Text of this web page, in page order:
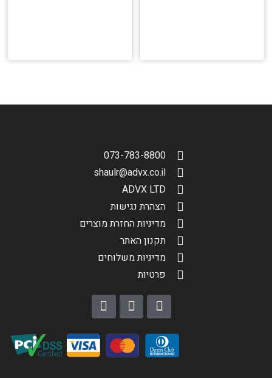
073-783-8800
shaulr@advx.co.il
ADVX LTD
הצהרת נגישות
מדיניות החזרת מוצרים
תקנון האתר
מדיניות משלוחים
פרטיות